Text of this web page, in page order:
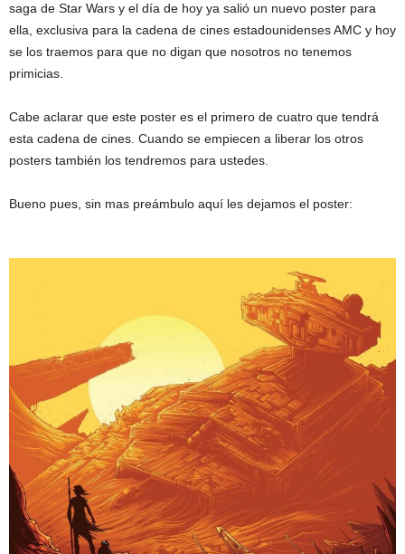
saga de Star Wars y el día de hoy ya salió un nuevo poster para
ella, exclusiva para la cadena de cines estadounidenses AMC y hoy
se los traemos para que no digan que nosotros no tenemos
primicias.
Cabe aclarar que este poster es el primero de cuatro que tendrá
esta cadena de cines. Cuando se empiecen a liberar los otros
posters también los tendremos para ustedes.
Bueno pues, sin mas preámbulo aquí les dejamos el poster: